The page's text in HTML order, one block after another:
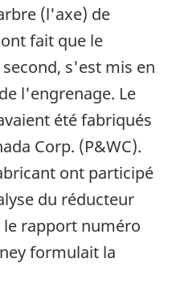
(l'axe) de
fait que le
s'est mis en
l'engrenage. Le
été fabriqués
Corp. (P&WC).
ont participé
du réducteur
le rapport numéro
formulait la